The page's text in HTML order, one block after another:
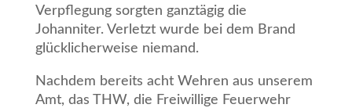
Verpflegung sorgten ganztägig die
Johanniter. Verletzt wurde bei dem Brand
glücklicherweise niemand.
Nachdem bereits acht Wehren aus unserem
Amt, das THW, die Freiwillige Feuerwehr